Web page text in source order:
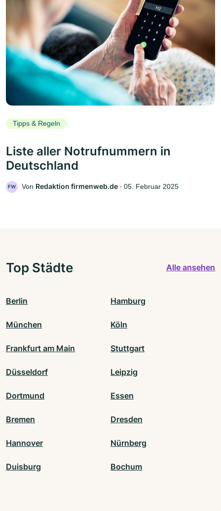
Tipps & Regeln
Liste aller Notrufnummern in
Deutschland
FW Von Redaktion firmenweb.de ‧ 05. Februar 2025
Top Städte Alle ansehen
Berlin Hamburg
München Köln
Frankfurt am Main Stuttgart
Düsseldorf Leipzig
Dortmund Essen
Bremen Dresden
Hannover Nürnberg
Duisburg Bochum